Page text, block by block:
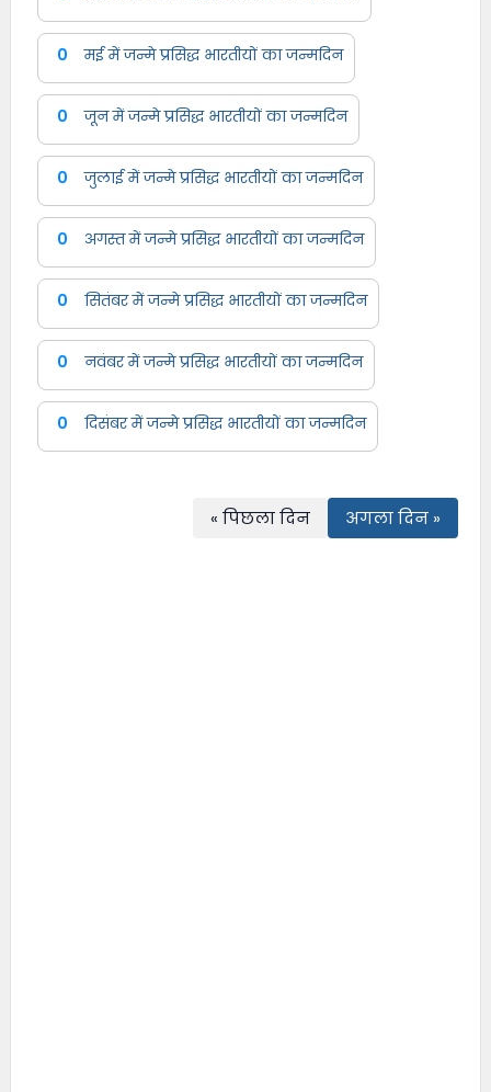
0 मई में जन्मे प्रसिद्ध भारतीयों का जन्मदिन
0 जून में जन्मे प्रसिद्ध भारतीयों का जन्मदिन
0 जुलाई में जन्मे प्रसिद्ध भारतीयों का जन्मदिन
0 अगस्त में जन्मे प्रसिद्ध भारतीयों का जन्मदिन
0 सितंबर में जन्मे प्रसिद्ध भारतीयों का जन्मदिन
0 नवंबर में जन्मे प्रसिद्ध भारतीयों का जन्मदिन
0 दिसंबर में जन्मे प्रसिद्ध भारतीयों का जन्मदिन
« पिछला दिन अगला दिन »